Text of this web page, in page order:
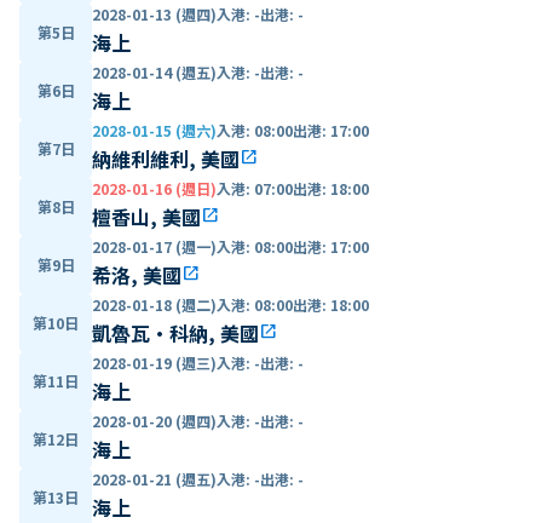
第5日
2028-01-13 (週四)入港: -出港: -
海上
第6日
2028-01-14 (週五)入港: -出港: -
海上
第7日
2028-01-15 (週六)入港: 08:00出港: 17:00
納維利維利, 美國open_in_new
第8日
2028-01-16 (週日)入港: 07:00出港: 18:00
檀香山, 美國open_in_new
第9日
2028-01-17 (週一)入港: 08:00出港: 17:00
希洛, 美國open_in_new
第10日
2028-01-18 (週二)入港: 08:00出港: 18:00
凱魯瓦·科納, 美國open_in_new
第11日
2028-01-19 (週三)入港: -出港: -
海上
第12日
2028-01-20 (週四)入港: -出港: -
海上
第13日
2028-01-21 (週五)入港: -出港: -
海上